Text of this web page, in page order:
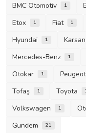
BMC Otomotiv 1
Etox 1 Fiat 1
Hyundai 1 Karsan
Mercedes-Benz 1
Otokar 1 Peugeot
Tofaş 1 Toyota
Volkswagen 1
Gündem 21